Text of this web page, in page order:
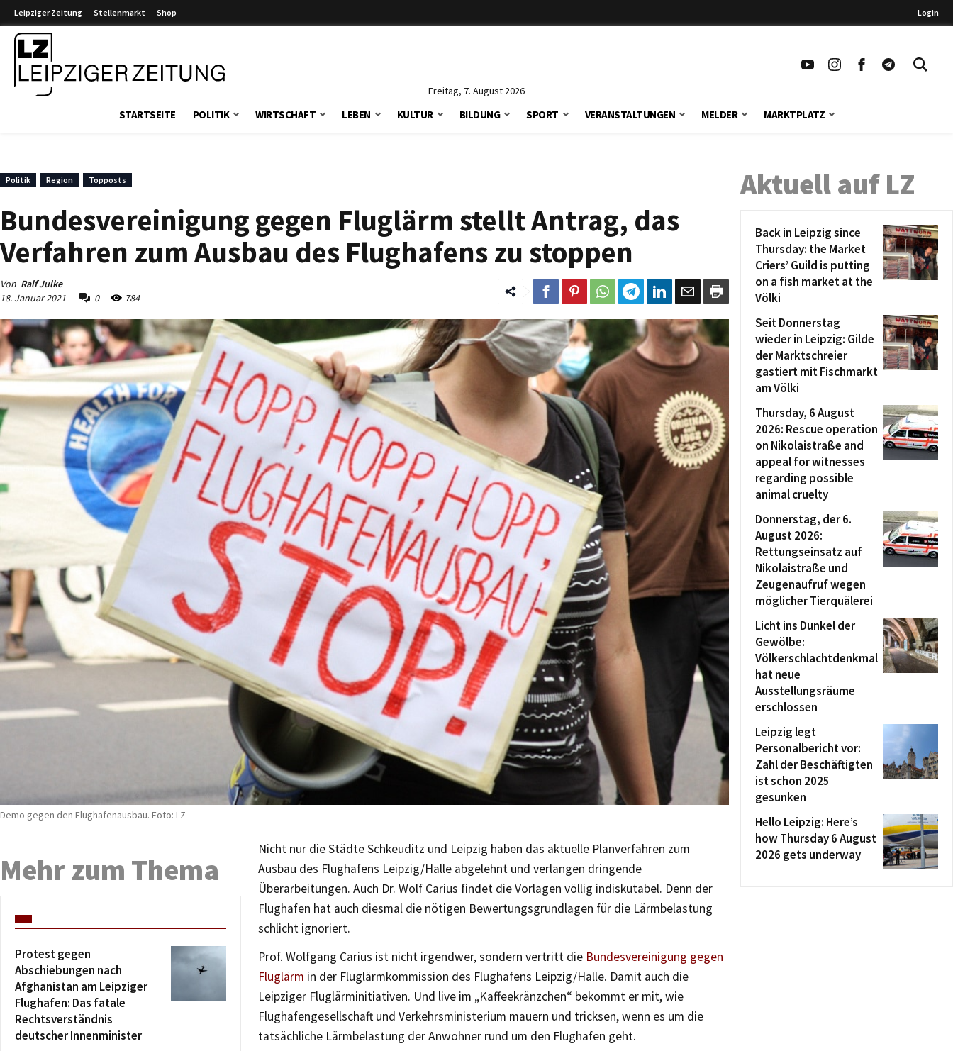
Leipziger Zeitung Stellenmarkt Shop Login
Freitag, 7. August 2026
STARTSEITE POLITIK WIRTSCHAFT LEBEN KULTUR BILDUNG SPORT VERANSTALTUNGEN MELDER MARKTPLATZ
Politik Region Topposts
Bundesvereinigung gegen Fluglärm stellt Antrag, das
Verfahren zum Ausbau des Flughafens zu stoppen
Von Ralf Julke
18. Januar 2021
0 784
Demo gegen den Flughafenausbau. Foto: LZ
Nicht nur die Städte Schkeuditz und Leipzig haben das aktuelle Planverfahren zum
Ausbau des Flughafens Leipzig/Halle abgelehnt und verlangen dringende
Überarbeitungen. Auch Dr. Wolf Carius findet die Vorlagen völlig indiskutabel. Denn der
Flughafen hat auch diesmal die nötigen Bewertungsgrundlagen für die Lärmbelastung
schlicht ignoriert.
Prof. Wolfgang Carius ist nicht irgendwer, sondern vertritt die Bundesvereinigung gegen
Fluglärm in der Fluglärmkommission des Flughafens Leipzig/Halle. Damit auch die
Leipziger Fluglärminitiativen. Und live im „Kaffeekränzchen“ bekommt er mit, wie
Flughafengesellschaft und Verkehrsministerium mauern und tricksen, wenn es um die
tatsächliche Lärmbelastung der Anwohner rund um den Flughafen geht.
Mehr zum Thema
Protest gegen
Abschiebungen nach
Afghanistan am Leipziger
Flughafen: Das fatale
Rechtsverständnis
deutscher Innenminister
Aktuell auf LZ
Back in Leipzig since
Thursday: the Market
Criers’ Guild is putting
on a fish market at the
Völki
Seit Donnerstag
wieder in Leipzig: Gilde
der Marktschreier
gastiert mit Fischmarkt
am Völki
Thursday, 6 August
2026: Rescue operation
on Nikolaistraße and
appeal for witnesses
regarding possible
animal cruelty
Donnerstag, der 6.
August 2026:
Rettungseinsatz auf
Nikolaistraße und
Zeugenaufruf wegen
möglicher Tierquälerei
Licht ins Dunkel der
Gewölbe:
Völkerschlachtdenkmal
hat neue
Ausstellungsräume
erschlossen
Leipzig legt
Personalbericht vor:
Zahl der Beschäftigten
ist schon 2025
gesunken
Hello Leipzig: Here’s
how Thursday 6 August
2026 gets underway